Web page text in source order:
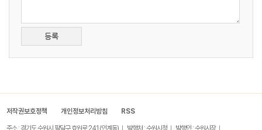
등록
저작권보호정책 개인정보처리방침 RSS
주소 : 경기도 수원시 팔달구 효원로 241 (인계동) 발행처 : 수원시청 발행인 : 수원시장